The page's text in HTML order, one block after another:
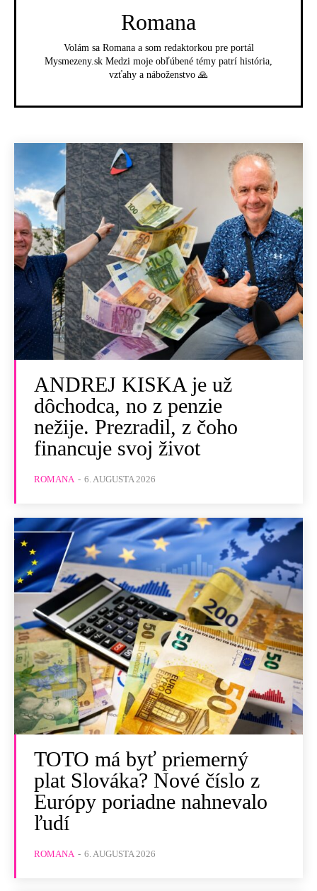
Romana
Volám sa Romana a som redaktorkou pre portál
Mysmezeny.sk Medzi moje obľúbené témy patrí história,
vzťahy a náboženstvo 🙏
ANDREJ KISKA je už
dôchodca, no z penzie
nežije. Prezradil, z čoho
financuje svoj život
ROMANA - 6. AUGUSTA 2026
TOTO má byť priemerný
plat Slováka? Nové číslo z
Európy poriadne nahnevalo
ľudí
ROMANA - 6. AUGUSTA 2026